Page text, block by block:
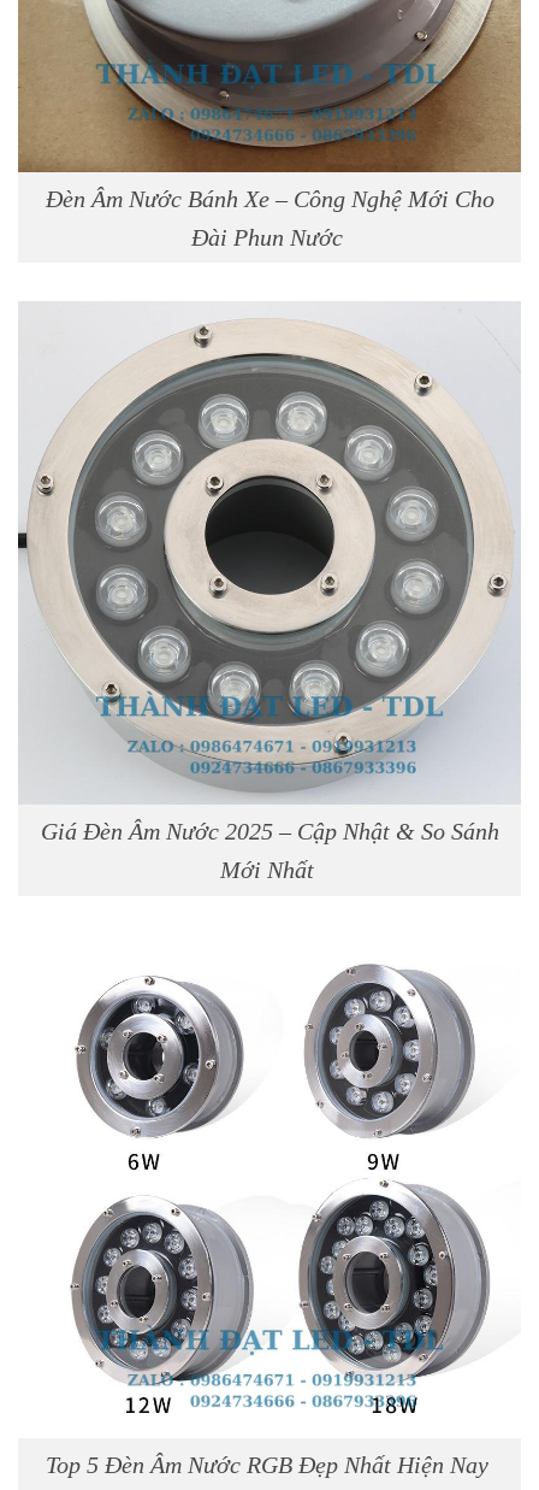
Đèn Âm Nước Bánh Xe – Công Nghệ Mới Cho
Đài Phun Nước
Giá Đèn Âm Nước 2025 – Cập Nhật & So Sánh
Mới Nhất
Top 5 Đèn Âm Nước RGB Đẹp Nhất Hiện Nay